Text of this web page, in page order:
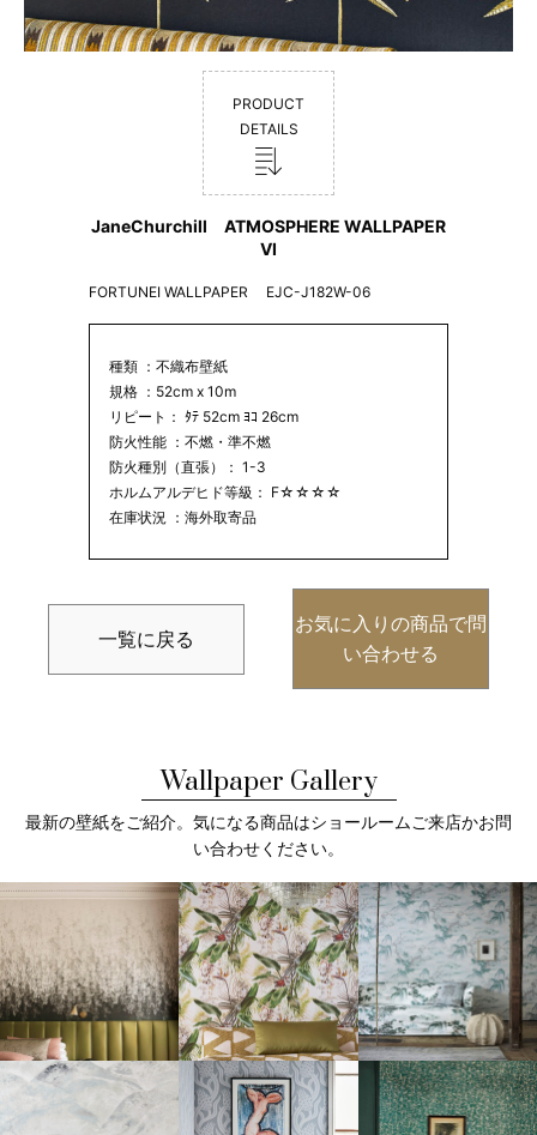
PRODUCT
DETAILS
JaneChurchill ATMOSPHERE WALLPAPER
VI
FORTUNEI WALLPAPER EJC-J182W-06
種類 ：不織布壁紙
規格 ：52cm x 10m
リピート： ﾀﾃ 52cm ﾖｺ 26cm
防火性能 ：不燃・準不燃
防火種別（直張）： 1-3
ホルムアルデヒド等級： F☆☆☆☆
在庫状況 ：海外取寄品
一覧に戻る
お気に入りの商品で問
い合わせる
Wallpaper Gallery
最新の壁紙をご紹介。気になる商品はショールームご来店かお問
い合わせください。